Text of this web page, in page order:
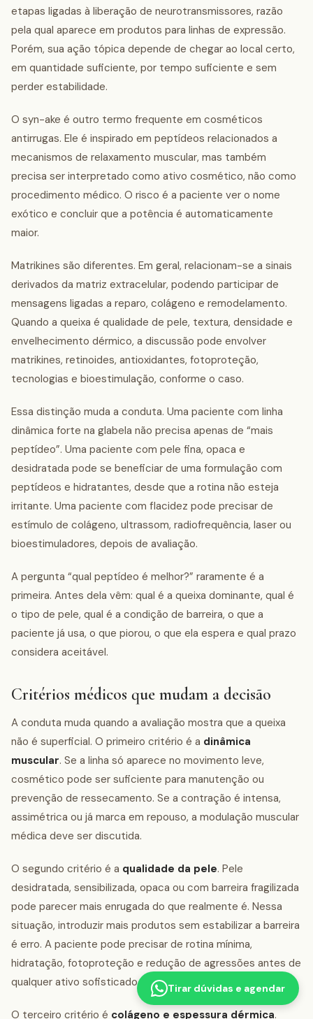
etapas ligadas à liberação de neurotransmissores, razão
pela qual aparece em produtos para linhas de expressão.
Porém, sua ação tópica depende de chegar ao local certo,
em quantidade suficiente, por tempo suficiente e sem
perder estabilidade.
O syn-ake é outro termo frequente em cosméticos
antirrugas. Ele é inspirado em peptídeos relacionados a
mecanismos de relaxamento muscular, mas também
precisa ser interpretado como ativo cosmético, não como
procedimento médico. O risco é a paciente ver o nome
exótico e concluir que a potência é automaticamente
maior.
Matrikines são diferentes. Em geral, relacionam-se a sinais
derivados da matriz extracelular, podendo participar de
mensagens ligadas a reparo, colágeno e remodelamento.
Quando a queixa é qualidade de pele, textura, densidade e
envelhecimento dérmico, a discussão pode envolver
matrikines, retinoides, antioxidantes, fotoproteção,
tecnologias e bioestimulação, conforme o caso.
Essa distinção muda a conduta. Uma paciente com linha
dinâmica forte na glabela não precisa apenas de “mais
peptídeo”. Uma paciente com pele fina, opaca e
desidratada pode se beneficiar de uma formulação com
peptídeos e hidratantes, desde que a rotina não esteja
irritante. Uma paciente com flacidez pode precisar de
estímulo de colágeno, ultrassom, radiofrequência, laser ou
bioestimuladores, depois de avaliação.
A pergunta “qual peptídeo é melhor?” raramente é a
primeira. Antes dela vêm: qual é a queixa dominante, qual é
o tipo de pele, qual é a condição de barreira, o que a
paciente já usa, o que piorou, o que ela espera e qual prazo
considera aceitável.
Critérios médicos que mudam a decisão
A conduta muda quando a avaliação mostra que a queixa
não é superficial. O primeiro critério é a dinâmica
muscular. Se a linha só aparece no movimento leve,
cosmético pode ser suficiente para manutenção ou
prevenção de ressecamento. Se a contração é intensa,
assimétrica ou já marca em repouso, a modulação muscular
médica deve ser discutida.
O segundo critério é a qualidade da pele. Pele
desidratada, sensibilizada, opaca ou com barreira fragilizada
pode parecer mais enrugada do que realmente é. Nessa
situação, introduzir mais produtos sem estabilizar a barreira
é erro. A paciente pode precisar de rotina mínima,
hidratação, fotoproteção e redução de agressões antes de
qualquer ativo sofisticado.
O terceiro critério é colágeno e espessura dérmica.
Tirar dúvidas e agendar